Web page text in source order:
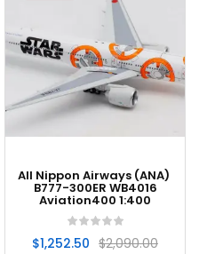
All Nippon Airways (ANA)
B777-300ER WB4016
Aviation400 1:400
$2,090.00
$1,252.50